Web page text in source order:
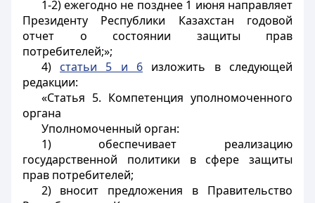
1-2) ежегодно не позднее 1 июня направляет
Президенту Республики Казахстан годовой
отчет о состоянии защиты прав
потребителей;»;
4) статьи 5 и 6 изложить в следующей
редакции:
«Статья 5. Компетенция уполномоченного
органа
Уполномоченный орган:
1) обеспечивает реализацию
государственной политики в сфере защиты
прав потребителей;
2) вносит предложения в Правительство